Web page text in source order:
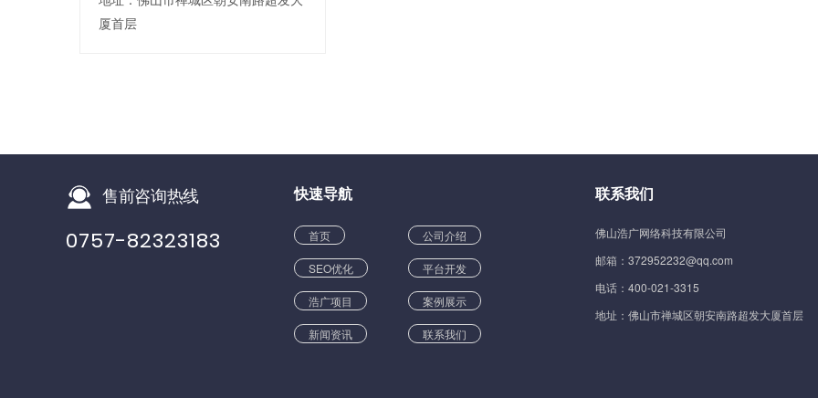
厦首层
售前咨询热线
0757-82323183
快速导航
首页 公司介绍
SEO优化 平台开发
浩广项目 案例展示
新闻资讯 联系我们
联系我们
佛山浩广网络科技有限公司
邮箱：372952232@qq.com
电话：400-021-3315
地址：佛山市禅城区朝安南路超发大厦首层